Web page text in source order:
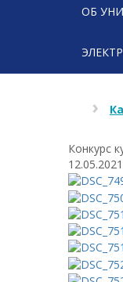
ОБ
Конкурс
12.05.2021